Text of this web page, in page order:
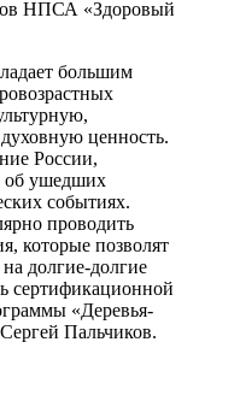
НПСА «Здоровый
большим
ценность.
России,
об ушедших
событиях.
проводить
которые позволят
долгие-долгие
сертификационной
«Деревья-
Пальчиков.